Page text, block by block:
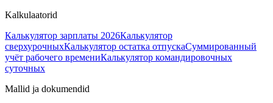
Kalkulaatorid
Калькулятор зарплаты 2026Калькулятор
сверхурочныхКалькулятор остатка отпускаСуммированный
учёт рабочего времениКалькулятор командировочных
суточных
Mallid ja dokumendid